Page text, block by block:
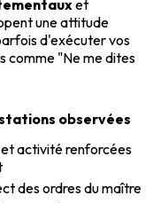
et
une attitude
d'exécuter vos
comme "Ne me dites
observées
et activité renforcées
des ordres du maître